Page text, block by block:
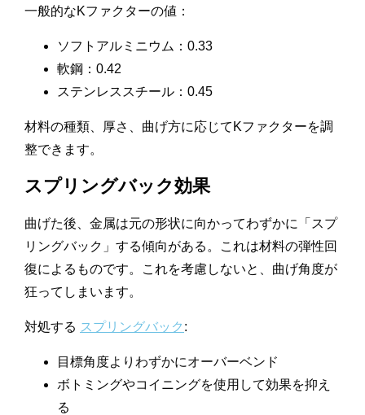
一般的なKファクターの値：
ソフトアルミニウム：0.33
軟鋼：0.42
ステンレススチール：0.45
材料の種類、厚さ、曲げ方に応じてKファクターを調
整できます。
スプリングバック効果
曲げた後、金属は元の形状に向かってわずかに「スプ
リングバック」する傾向がある。これは材料の弾性回
復によるものです。これを考慮しないと、曲げ角度が
狂ってしまいます。
対処する スプリングバック :
目標角度よりわずかにオーバーベンド
ボトミングやコイニングを使用して効果を抑え
る